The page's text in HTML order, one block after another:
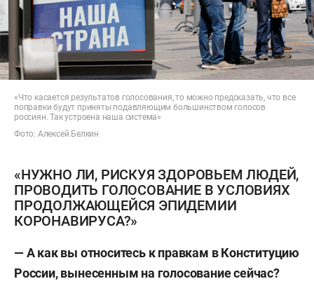
«Что касается результатов голосования, то можно предсказать, что все
поправки будут приняты подавляющим большинством голосов
россиян. Так устроена наша система»
Фото: Алексей Белкин
«НУЖНО ЛИ, РИСКУЯ ЗДОРОВЬЕМ ЛЮДЕЙ,
ПРОВОДИТЬ ГОЛОСОВАНИЕ В УСЛОВИЯХ
ПРОДОЛЖАЮЩЕЙСЯ ЭПИДЕМИИ
КОРОНАВИРУСА?»
— А как вы относитесь к правкам в Конституцию
России, вынесенным на голосование сейчас?